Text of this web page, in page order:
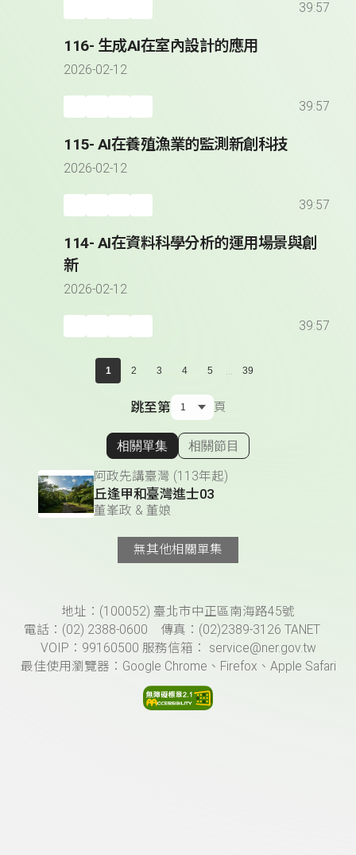
39:57
116- 生成AI在室內設計的應用
2026-02-12
39:57
115- AI在養殖漁業的監測新創科技
2026-02-12
39:57
114- AI在資料科學分析的運用場景與創
新
2026-02-12
39:57
1 2 3 4 5 ... 39
跳至第 頁
顯示相關單集
相關單集 相關節目
阿政先講臺灣 (113年起)
丘逢甲和臺灣進士03
董峯政 & 董娘
無其他相關單集
頁尾資訊地址：(100052) 臺北市中正區南海路45號
電話：(02) 2388-0600 傳真：(02)2389-3126 TANET
VOIP：99160500 服務信箱： service@ner.gov.tw
最佳使用瀏覽器：Google Chrome、Firefox、Apple Safari